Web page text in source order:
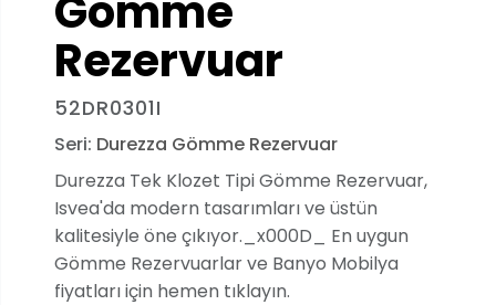
Rezervuar
52DR0301I
Seri: Durezza Gömme Rezervuar
Durezza Tek Klozet Tipi Gömme Rezervuar,
Isvea'da modern tasarımları ve üstün
kalitesiyle öne çıkıyor._x000D_ En uygun
Gömme Rezervuarlar ve Banyo Mobilya
fiyatları için hemen tıklayın.